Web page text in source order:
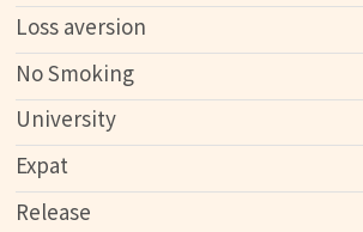
Loss aversion
No Smoking
University
Expat
Release